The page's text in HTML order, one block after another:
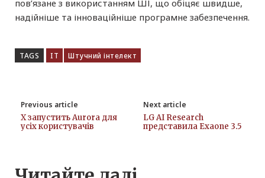
пов’язане з використанням ШІ, що обіцяє швидше,
надійніше та інноваційніше програмне забезпечення.
TAGS IT Штучний інтелект
Previous article
X запустить Aurora для
усіх користувачів
Next article
LG AI Research
представила Exaone 3.5